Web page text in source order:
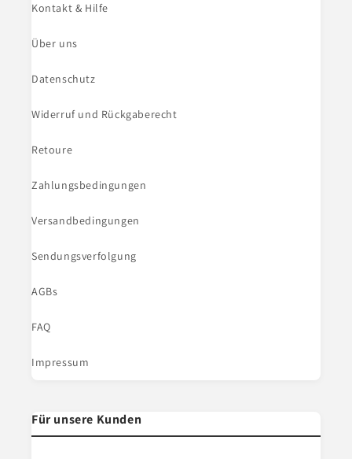
Kontakt & Hilfe
Über uns
Datenschutz
Widerruf und Rückgaberecht
Retoure
Zahlungsbedingungen
Versandbedingungen
Sendungsverfolgung
AGBs
FAQ
Impressum
Für unsere Kunden